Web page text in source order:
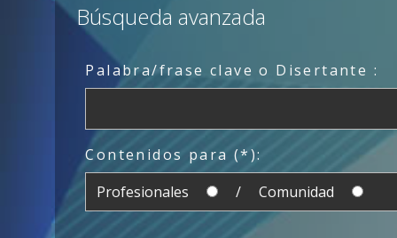
Búsqueda avanzada
Palabra/frase clave o Disertante :
Contenidos para (*):
Profesionales
/ Comunidad